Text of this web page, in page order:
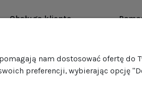
Obsługa klienta
Formy płatności
Jak pakujemy nasze produkty?
GPSR
nam dostosować ofertę do
preferencji, wybierając opcję